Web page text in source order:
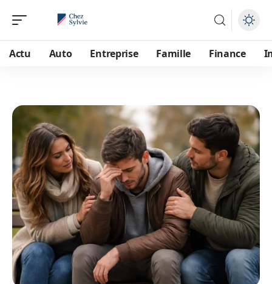
Actu Auto Entreprise Famille Finance